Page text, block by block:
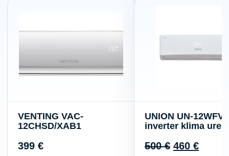
VENTING VAC-
12CHSD/XAB1
399 €
UNION UN-
inverter klima
500€ Original
460 €